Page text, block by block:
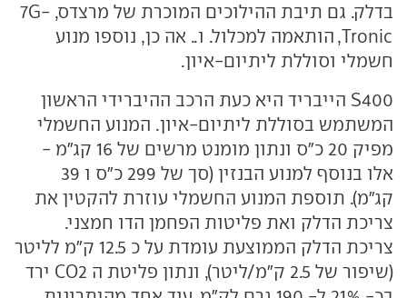
בדלק. גם תיבת ההילוכים המוכרת של מרצדס, 7G-
Tronic, הותאמה למכלול. ו.. אה כן, נוספו מנוע
חשמלי וסוללת ליתיום-איון.
S400 הייבריד היא כעת הרכב ההיברידי הראשון
המשתמש בסוללת ליתיום-איון. המנוע החשמלי
מפיק 20 כ"ס ונתון מומנט מרשים של 16 קג"מ -
אלו בנוסף למנוע הבנזין (סך של 299 כ"ס ו 39
קג"מ). תוספת המנוע החשמלי עוזרת להקטין את
צריכת הדלק ואת פליטות הפחמן הדו חמצני.
צריכת הדלק הממוצעת עומדת על כ 12.5 ק"מ לליטר
(שיפור של 2.5 ק"מ/ליטר), ונתון פליטת ה CO2 ירד